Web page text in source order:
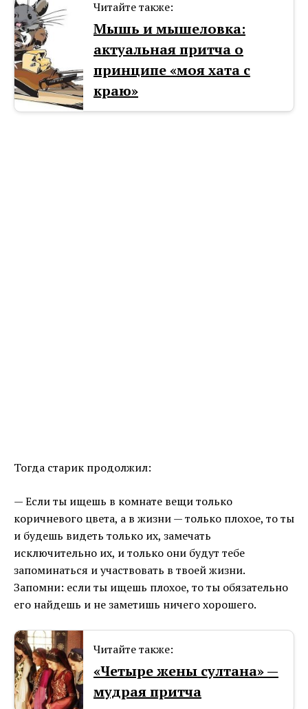
Читайте также:
Мышь и мышеловка:
актуальная притча о
принципе «моя хата с
краю»
Тогда старик продолжил:
— Если ты ищешь в комнате вещи только
коричневого цвета, а в жизни — только плохое, то ты
и будешь видеть только их, замечать
исключительно их, и только они будут тебе
запоминаться и участвовать в твоей жизни.
Запомни: если ты ищешь плохое, то ты обязательно
его найдешь и не заметишь ничего хорошего.
Читайте также:
«Четыре жены султана» —
мудрая притча